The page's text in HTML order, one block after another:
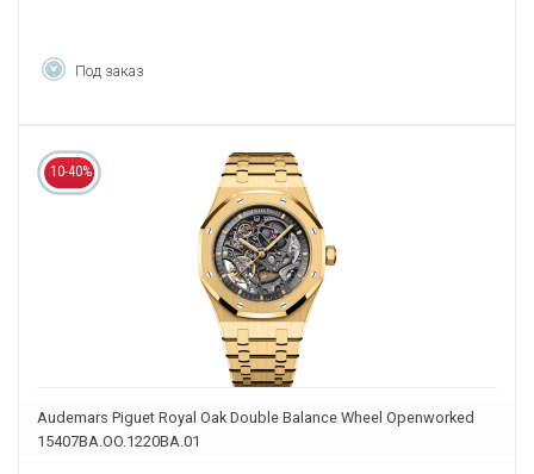
Под заказ
10-40%
Audemars Piguet Royal Oak Double Balance Wheel Openworked
15407BA.OO.1220BA.01